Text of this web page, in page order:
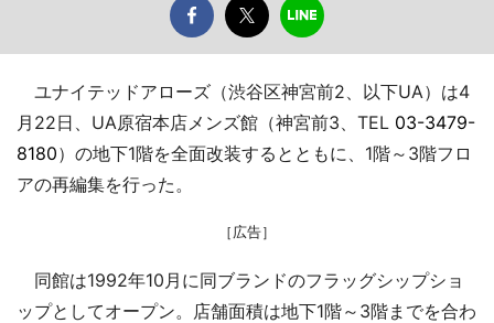
ユナイテッドアローズ（渋谷区神宮前2、以下UA）は4
月22日、UA原宿本店メンズ館（神宮前3、TEL 03-3479-
8180）の地下1階を全面改装するとともに、1階～3階フロ
アの再編集を行った。
［広告］
同館は1992年10月に同ブランドのフラッグシップショ
ップとしてオープン。店舗面積は地下1階～3階までを合わ